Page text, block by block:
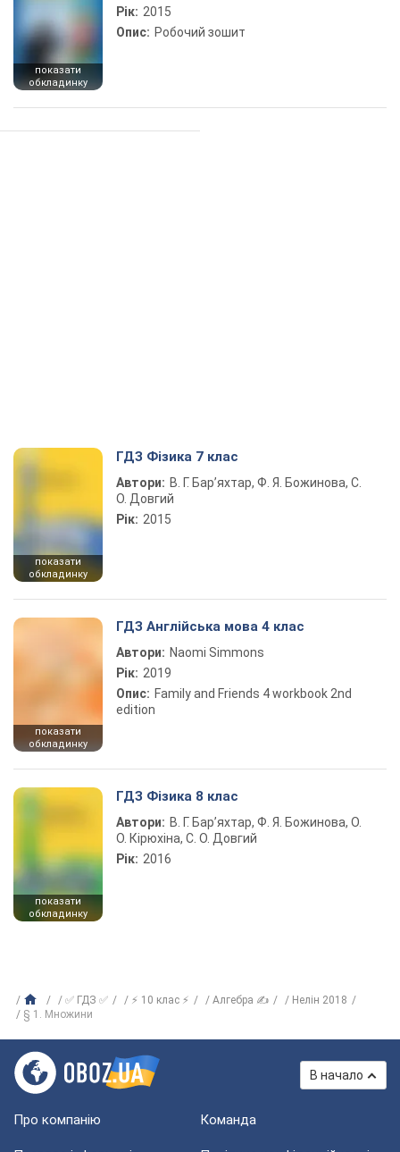
показати
обкладинку
Рік: 2015
Опис: Робочий зошит
показати
обкладинку
ГДЗ Фізика 7 клас
Автори: В. Г. Бар’яхтар, Ф. Я. Божинова, С.
О. Довгий
Рік: 2015
показати
обкладинку
ГДЗ Англійська мова 4 клас
Автори: Naomi Simmons
Рік: 2019
Опис: Family and Friends 4 workbook 2nd
edition
показати
обкладинку
ГДЗ Фізика 8 клас
Автори: В. Г. Бар’яхтар, Ф. Я. Божинова, О.
О. Кірюхіна, С. О. Довгий
Рік: 2016
✅ ГДЗ ✅ ⚡ 10 клас ⚡ Алгебра ✍
Нелін 2018
§ 1. Множини
В начало
Про компанію Команда